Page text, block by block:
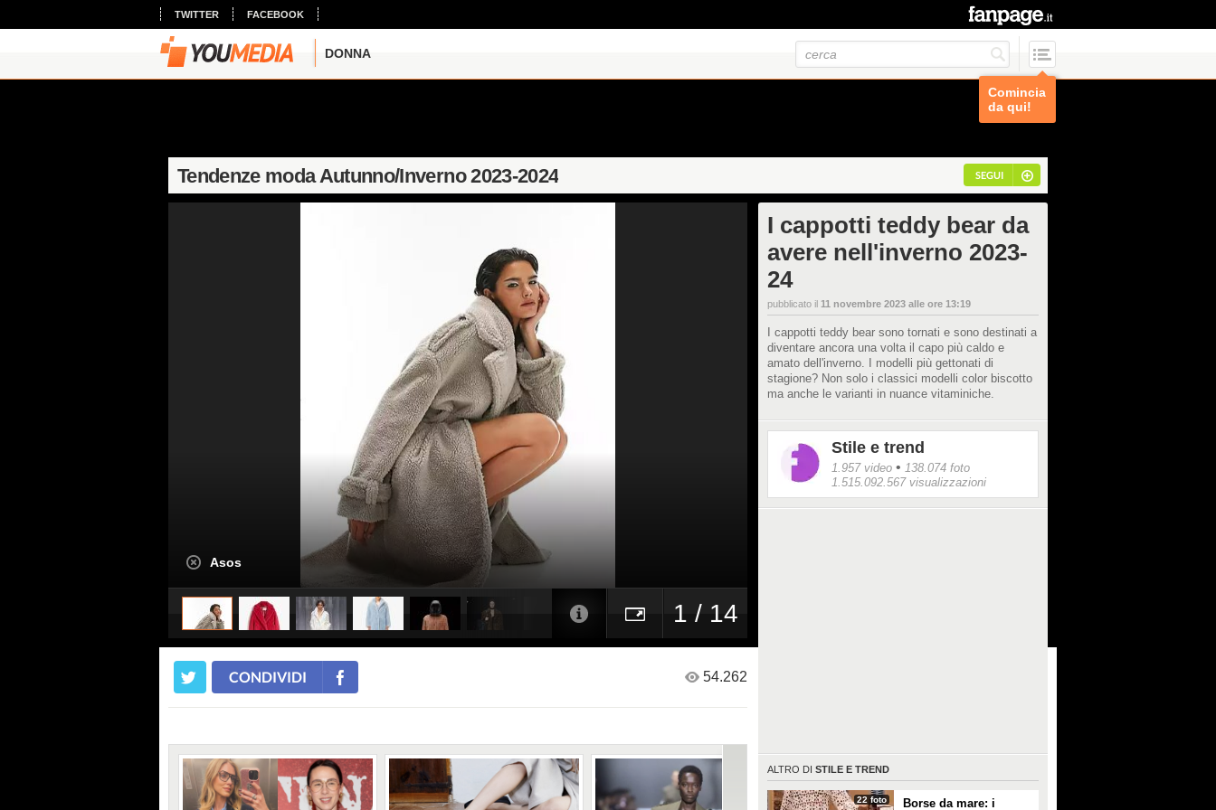
TWITTER FACEBOOK
DONNA
Comincia
da qui!
Tendenze moda Autunno/Inverno 2023-2024 SEGUI
Asos
1 / 14
I cappotti teddy bear da
avere nell'inverno 2023-
24
pubblicato il 11 novembre 2023 alle ore 13:19
I cappotti teddy bear sono tornati e sono destinati a
diventare ancora una volta il capo più caldo e
amato dell'inverno. I modelli più gettonati di
stagione? Non solo i classici modelli color biscotto
ma anche le varianti in nuance vitaminiche.
Stile e trend
1.957 video • 138.074 foto
1.515.092.567 visualizzazioni
ALTRO DI STILE E TREND
22 foto
Borse da mare: i
CONDIVIDI 54.262